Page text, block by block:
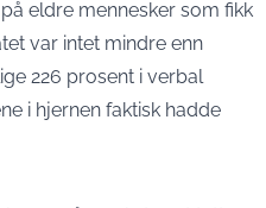
eldre mennesker som fikk
var intet mindre enn
226 prosent i verbal
i hjernen faktisk hadde